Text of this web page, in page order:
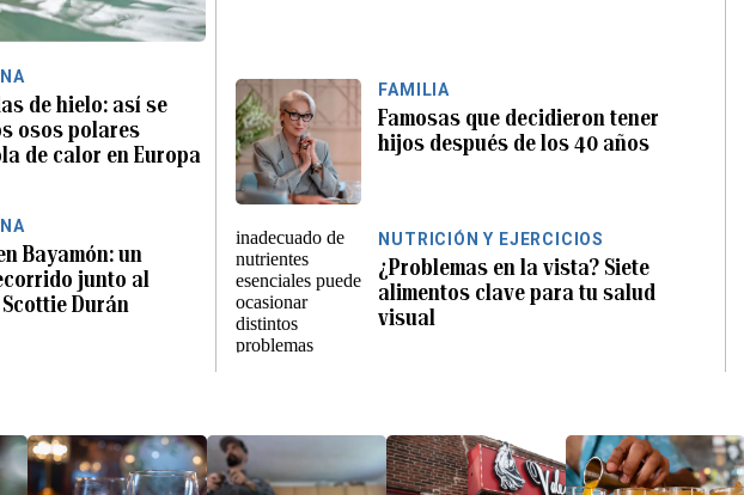
de hielo: así se
osos polares
de calor en Europa
Bayamón: un
junto al
Durán
FAMILIA
Famosas que decidieron tener
hijos después de los 40 años
NUTRICIÓN Y EJERCICIOS
¿Problemas en la vista? Siete
alimentos clave para tu salud
visual